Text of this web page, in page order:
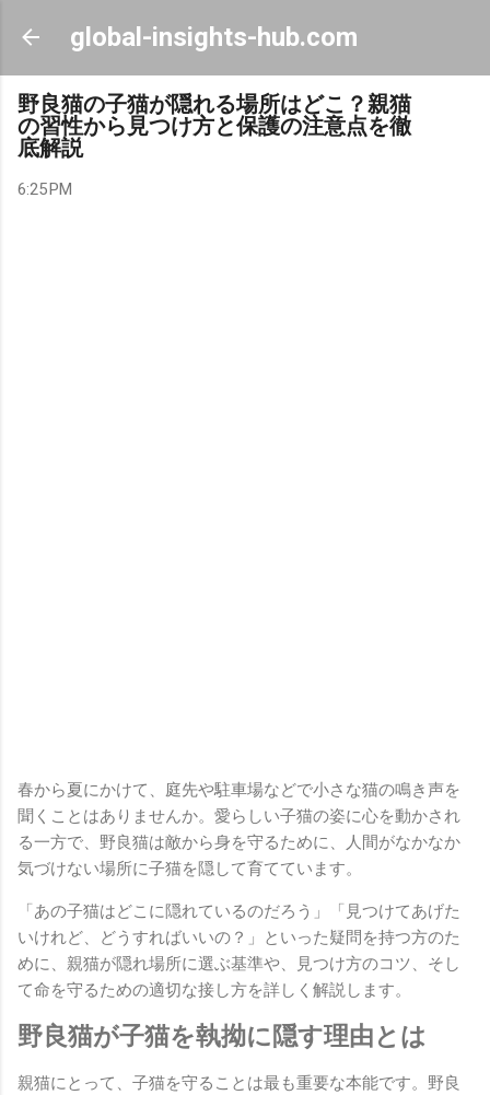
Skip to main content
global-insights-hub.com
野良猫の子猫が隠れる場所はどこ？親猫
の習性から見つけ方と保護の注意点を徹
底解説
6:25 PM
春から夏にかけて、庭先や駐車場などで小さな猫の鳴き声を
聞くことはありませんか。愛らしい子猫の姿に心を動かされ
る一方で、野良猫は敵から身を守るために、人間がなかなか
気づけない場所に子猫を隠して育てています。
「あの子猫はどこに隠れているのだろう」「見つけてあげた
いけれど、どうすればいいの？」といった疑問を持つ方のた
めに、親猫が隠れ場所に選ぶ基準や、見つけ方のコツ、そし
て命を守るための適切な接し方を詳しく解説します。
野良猫が子猫を執拗に隠す理由とは
親猫にとって、子猫を守ることは最も重要な本能です。野良